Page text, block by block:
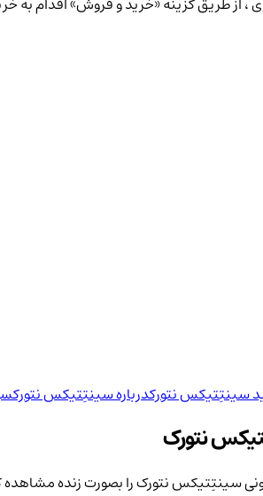
سینتِتیکس نتورکدرباره سینتِتیکس نتورک
نتورک
سینتِتیکس نتورک را بصورت زنده